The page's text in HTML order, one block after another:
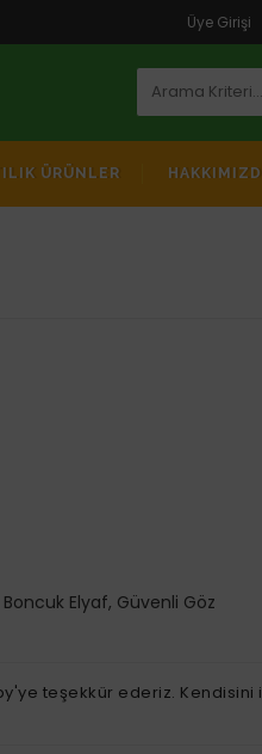
Üye Girişi
ÜRÜNLER
Boncuk Elyaf, Güvenli Göz
teşekkür ederiz.